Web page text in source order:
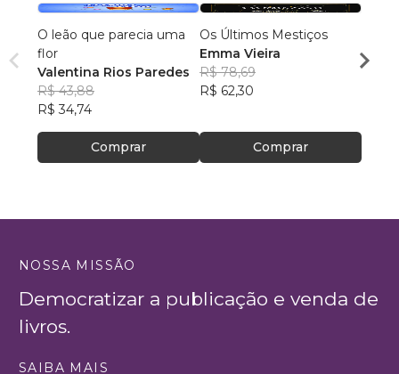
O leão que parecia uma
flor
Valentina Rios Paredes
R$ 43,88
R$ 34,74
Comprar
Os Últimos Mestiços
Emma Vieira
R$ 78,69
R$ 62,30
Comprar
R$
NOSSA MISSÃO
Democratizar a publicação e venda de
livros.
SAIBA MAIS